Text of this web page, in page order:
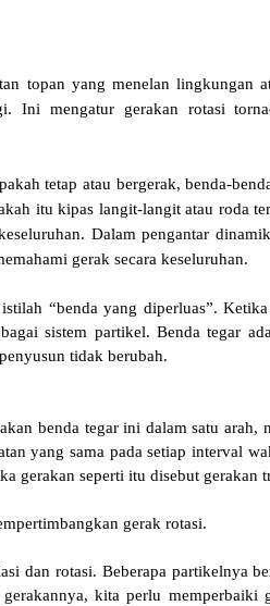
topan yang menelan lingkungan
Ini mengatur gerakan rotasi
tetap atau bergerak, benda-
itu kipas langit-langit atau roda
Dalam pengantar
gerak secara keseluruhan.
“benda yang diperluas”.
sistem partikel. Benda tegar
tidak berubah.
benda tegar ini dalam satu arah,
yang sama pada setiap interval
gerakan seperti itu disebut gerakan
gerak rotasi.
dan rotasi. Beberapa partikelnya
kita perlu memperbaiki